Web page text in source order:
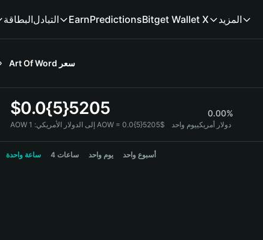
البطاقةالتبادل EarnPredictionsBitget Wallet X المزيد
Art Of Word سعر
$0.0{5}5205 0.00%
AOW إلى الدولار الأمريكي: 1 AOW = 0.0{5}5205$ دولار أمريكييوم واحد
ساعة واحدة 4 ساعات يوم واحد أسبوع واحد